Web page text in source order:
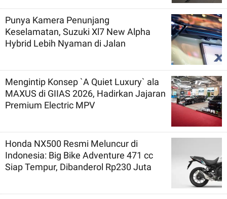
Punya Kamera Penunjang
Keselamatan, Suzuki Xl7 New Alpha
Hybrid Lebih Nyaman di Jalan
Mengintip Konsep `A Quiet Luxury` ala
MAXUS di GIIAS 2026, Hadirkan Jajaran
Premium Electric MPV
Honda NX500 Resmi Meluncur di
Indonesia: Big Bike Adventure 471 cc
Siap Tempur, Dibanderol Rp230 Juta